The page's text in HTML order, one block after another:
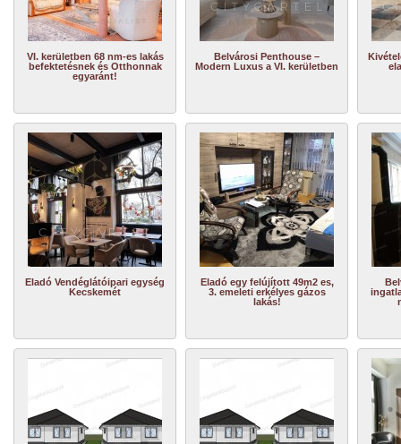
VI. kerületben 68 nm-es lakás
befektetésnek és Otthonnak
egyaránt!
Belvárosi Penthouse –
Modern Luxus a VI. kerületben
Eladó Vendéglátóipari egység
Kecskemét
Eladó egy felújított 49m2 es,
3. emeleti erkélyes gázos
lakás!